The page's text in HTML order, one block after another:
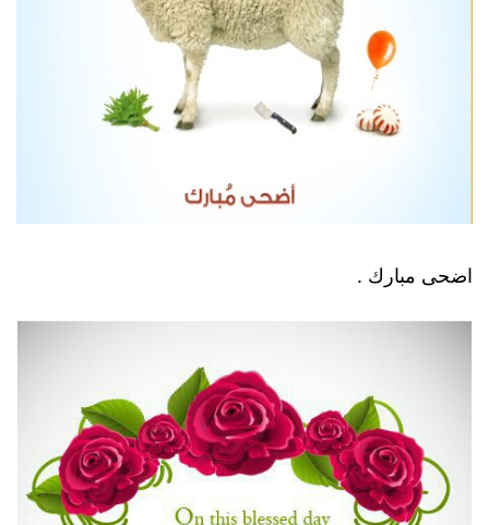
اضحى مبارك .